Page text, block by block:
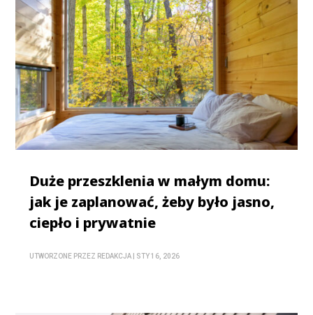
Duże przeszklenia w małym domu:
jak je zaplanować, żeby było jasno,
ciepło i prywatnie
UTWORZONE PRZEZ REDAKCJA STY 16, 2026